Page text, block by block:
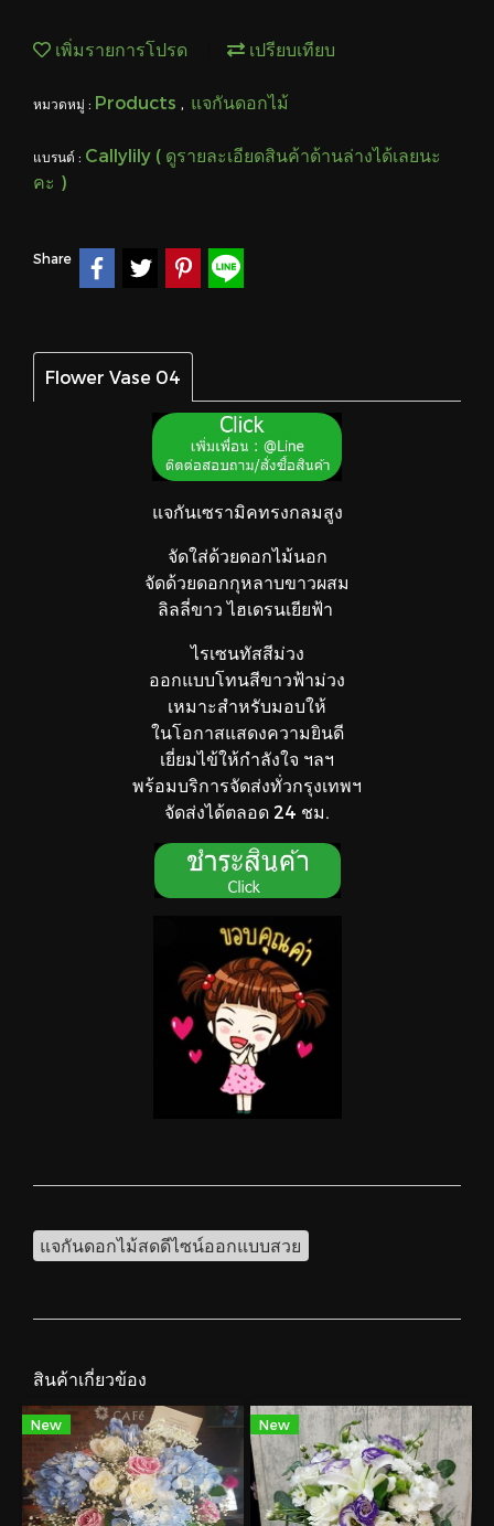
เพิ่มรายการโปรด เปรียบเทียบ
หมวดหมู่ : Products , แจกันดอกไม้
แบรนด์ : Callylily ( ดูรายละเอียดสินค้าด้านล่างได้เลยนะ
คะ )
Share
Flower Vase 04
แจกันเซรามิคทรงกลมสูง
จัดใส่ด้วยดอกไม้นอก
จัดด้วยดอกกุหลาบขาวผสม
ลิลลี่ขาว ไฮเดรนเยียฟ้า
ไรเซนทัสสีม่วง
ออกแบบโทนสีขาวฟ้าม่วง
เหมาะสำหรับมอบให้
ในโอกาสแสดงความยินดี
เยี่ยมไข้ให้กำลังใจ ฯลฯ
พร้อมบริการจัดส่งทั่วกรุงเทพฯ
จัดส่งได้ตลอด 24 ชม.
แจกันดอกไม้สดดีไซน์ออกแบบสวย
สินค้าเกี่ยวข้อง
New New